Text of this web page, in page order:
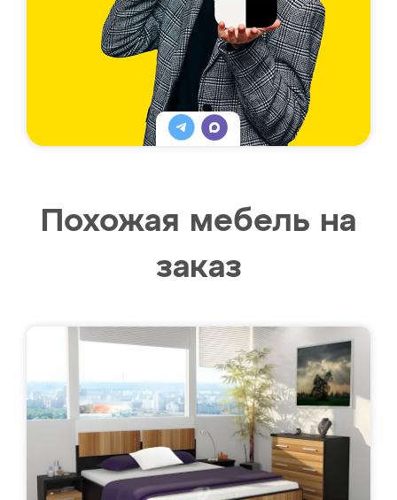
Похожая мебель на
заказ